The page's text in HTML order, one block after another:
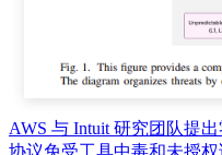
​AWS 与 Intuit 研究团队提
协议免受工具中毒和未授权